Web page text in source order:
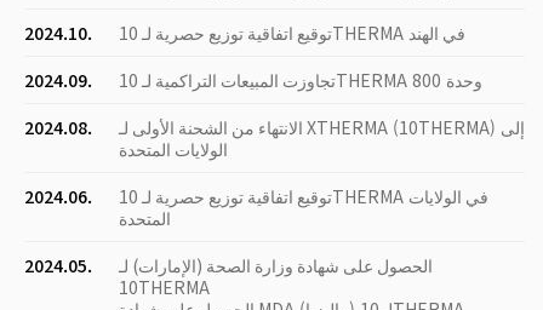
2024.10.
توقيع اتفاقية توزيع حصرية لـ 10THERMA في الهند
2024.09.
تجاوزت المبيعات التراكمية لـ 10THERMA 800 وحدة
2024.08.
الانتهاء من الشحنة الأولى لـ XTHERMA (10THERMA) إلى
الولايات المتحدة
2024.06.
توقيع اتفاقية توزيع حصرية لـ 10THERMA في الولايات
المتحدة
2024.05.
الحصول على شهادة وزارة الصحة (الإمارات) لـ
10THERMA